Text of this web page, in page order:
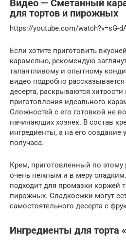
Видео — Сметанный
для тортов и пирожных
https://youtube.com/watch?v=sG-
Если хотите приготовить
карамелью, рекомендую
талантливому и опытному
видео подробно
десерта, раскрываются хитрости
приготовления идеального
Сложностей с его готовкой не
начинающих хозяек. В состав
ингредиенты, а на его создание
получаса.
Крем, приготовленный по этому
очень нежным и в меру
подходит для промазки коржей
пирожных. Сладкоежки могут
самостоятельного десерта с
Ингредиенты для торта